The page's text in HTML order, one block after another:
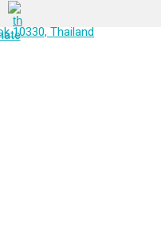
Unit 1109-1116, 319
10330, Thailand